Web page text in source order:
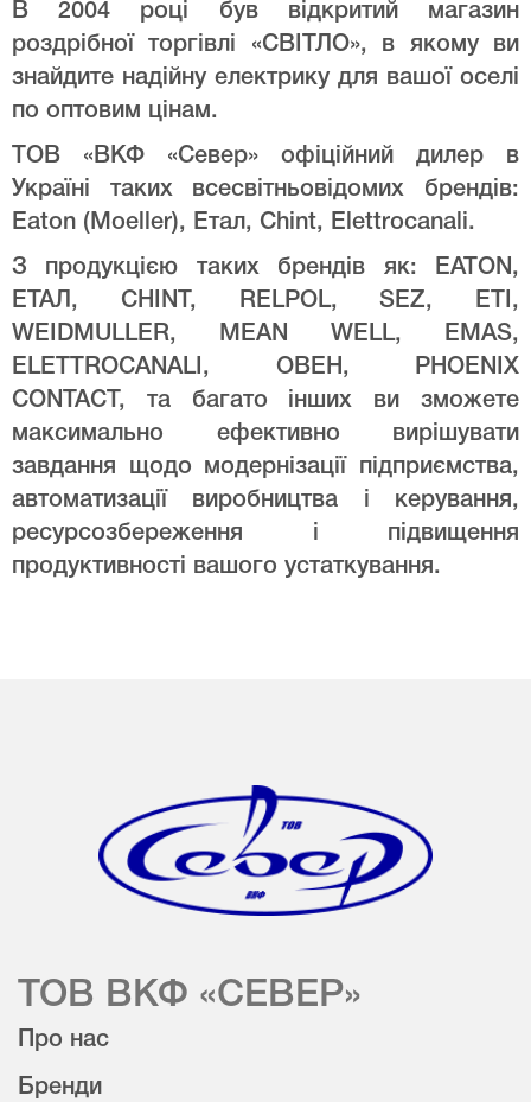
В 2004 році був відкритий магазин
роздрібної торгівлі «СВІТЛО», в якому ви
знайдите надійну електрику для вашої оселі
по оптовим цінам.
ТОВ «ВКФ «Север» офіційний дилер в
Україні таких всесвітньовідомих брендів:
Eaton (Moeller), Етал, Chint, Elettrocanali.
З продукцією таких брендів як: EATON,
ЕТАЛ, CHINT, RELPOL, SEZ, ETI,
WEIDMULLER, MEAN WELL, EMAS,
ELETTROCANALI, ОВЕН, PHOENIX
CONTACT, та багато інших ви зможете
максимально ефективно вирішувати
завдання щодо модернізації підприємства,
автоматизації виробництва і керування,
ресурсозбереження і підвищення
продуктивності вашого устаткування.
ТОВ ВКФ «СЕВЕР»
Про нас
Бренди